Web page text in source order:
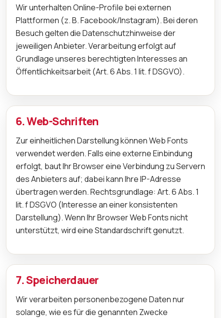
Wir unterhalten Online-Profile bei externen
Plattformen (z. B. Facebook/Instagram). Bei deren
Besuch gelten die Datenschutzhinweise der
jeweiligen Anbieter. Verarbeitung erfolgt auf
Grundlage unseres berechtigten Interesses an
Öffentlichkeitsarbeit (Art. 6 Abs. 1 lit. f DSGVO).
6. Web-Schriften
Zur einheitlichen Darstellung können Web Fonts
verwendet werden. Falls eine externe Einbindung
erfolgt, baut Ihr Browser eine Verbindung zu Servern
des Anbieters auf; dabei kann Ihre IP-Adresse
übertragen werden. Rechtsgrundlage: Art. 6 Abs. 1
lit. f DSGVO (Interesse an einer konsistenten
Darstellung). Wenn Ihr Browser Web Fonts nicht
unterstützt, wird eine Standardschrift genutzt.
7. Speicherdauer
Wir verarbeiten personenbezogene Daten nur
solange, wie es für die genannten Zwecke